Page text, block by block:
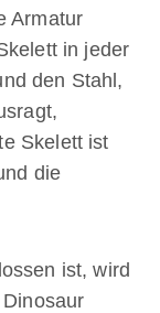
Armatur
in jeder
den Stahl,
Skelett ist
die
ist, wird